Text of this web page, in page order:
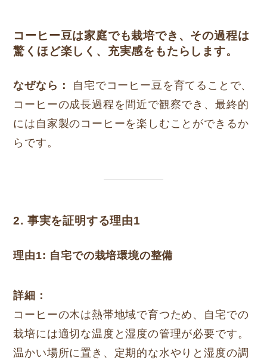
コーヒー豆は家庭でも栽培でき、その過程は
驚くほど楽しく、充実感をもたらします。
なぜなら：
自宅でコーヒー豆を育てることで、
コーヒーの成長過程を間近で観察でき、最終的
には自家製のコーヒーを楽しむことができるか
らです。
2. 事実を証明する理由1
理由1: 自宅での栽培環境の整備
詳細：
コーヒーの木は熱帯地域で育つため、自宅での
栽培には適切な温度と湿度の管理が必要です。
温かい場所に置き、定期的な水やりと湿度の調